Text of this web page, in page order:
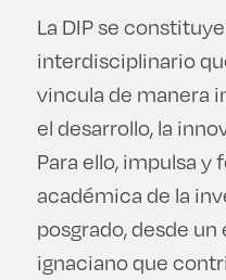
La DIP se
interdisciplinario
vincula de manera
el desarrollo, la
Para ello, impulsa y
académica de la
posgrado, desde
ignaciano que